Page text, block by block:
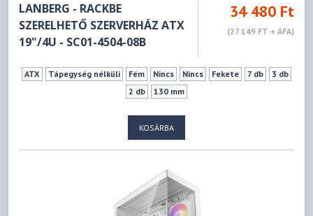
LANBERG - RACKBE
SZERELHETŐ SZERVERHÁZ ATX
19"/4U - SC01-4504-08B
34 480 Ft
(27 149 FT + ÁFA)
ATX Tápegység nélküli Fém Nincs Nincs Fekete 7 db
3 db
2 db
130 mm
KOSÁRBA